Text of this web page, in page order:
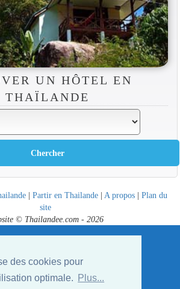
des cookies pour
optimale.
Plus...
UN HÔTEL EN
THAÏLANDE
| Partir en Thailande | A propos | Plan du
site
© Thailandee.com - 2026